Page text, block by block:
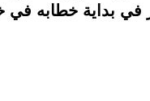
في بداية خطابه في